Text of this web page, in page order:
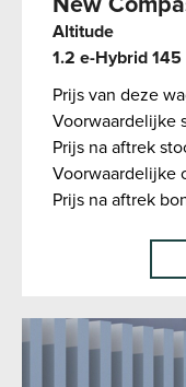
New
Altitude
1.2 e-Hybrid
Prijs van deze
Voorwaardelijke
Prijs na aftrek
Voorwaardelijke
Prijs na aftrek